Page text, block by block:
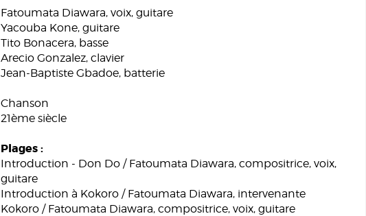
Fatoumata Diawara, voix, guitare
Yacouba Kone, guitare
Tito Bonacera, basse
Arecio Gonzalez, clavier
Jean-Baptiste Gbadoe, batterie
Chanson
21ème siècle
Plages :
Introduction - Don Do / Fatoumata Diawara, compositrice, voix,
guitare
Introduction à Kokoro / Fatoumata Diawara, intervenante
Kokoro / Fatoumata Diawara, compositrice, voix, guitare